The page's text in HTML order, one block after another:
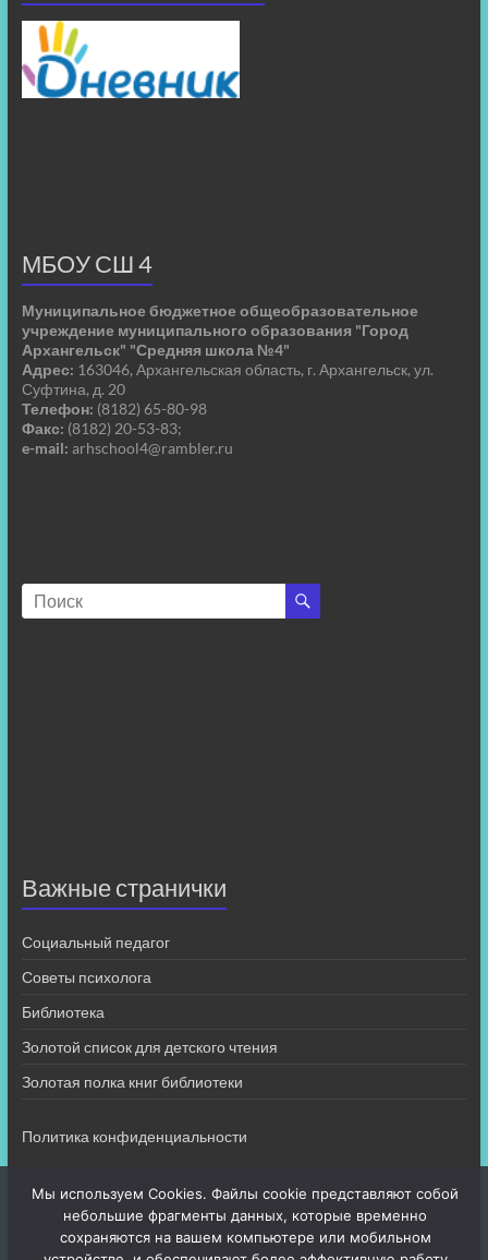
МБОУ СШ 4
Муниципальное бюджетное общеобразовательное
учреждение муниципального образования "Город
Архангельск" "Средняя школа №4"
Адрес: 163046, Архангельская область, г. Архангельск, ул.
Суфтина, д. 20
Телефон: (8182) 65-80-98
Факс: (8182) 20-53-83;
e-mail: arhschool4@rambler.ru
Важные странички
Социальный педагог
Советы психолога
Библиотека
Золотой список для детского чтения
Золотая полка книг библиотеки
Политика конфиденциальности
Мы используем Cookies. Файлы cookie представляют собой
небольшие фрагменты данных, которые временно
сохраняются на вашем компьютере или мобильном